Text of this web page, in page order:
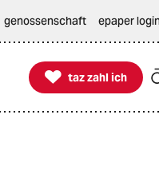
genossenschaft epaper

taz zahl ich
taz zahl ich